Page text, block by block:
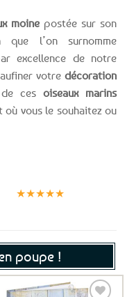
moine postée sur son
que l’on surnomme
excellence de notre
votre décoration
ces oiseaux marins
vous le souhaitez ou
★★★★★
poupe !